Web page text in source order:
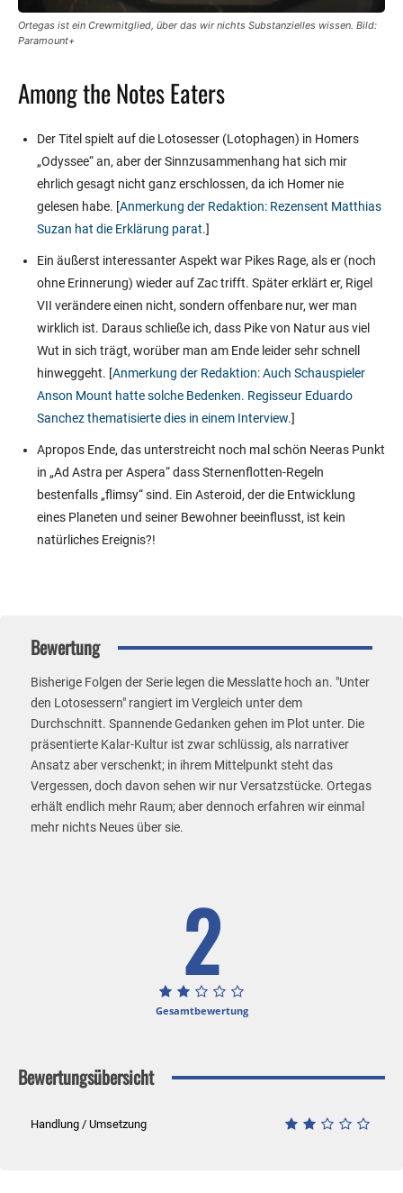
Ortegas ist ein Crewmitglied, über das wir nichts Substanzielles wissen. Bild:
Paramount+
Among the Notes Eaters
Der Titel spielt auf die Lotosesser (Lotophagen) in Homers
„Odyssee“ an, aber der Sinnzusammenhang hat sich mir
ehrlich gesagt nicht ganz erschlossen, da ich Homer nie
gelesen habe. [Anmerkung der Redaktion: Rezensent Matthias
Suzan hat die Erklärung parat.]
Ein äußerst interessanter Aspekt war Pikes Rage, als er (noch
ohne Erinnerung) wieder auf Zac trifft. Später erklärt er, Rigel
VII verändere einen nicht, sondern offenbare nur, wer man
wirklich ist. Daraus schließe ich, dass Pike von Natur aus viel
Wut in sich trägt, worüber man am Ende leider sehr schnell
hinweggeht. [Anmerkung der Redaktion: Auch Schauspieler
Anson Mount hatte solche Bedenken. Regisseur Eduardo
Sanchez thematisierte dies in einem Interview.]
Apropos Ende, das unterstreicht noch mal schön Neeras Punkt
in „Ad Astra per Aspera“ dass Sternenflotten-Regeln
bestenfalls „flimsy“ sind. Ein Asteroid, der die Entwicklung
eines Planeten und seiner Bewohner beeinflusst, ist kein
natürliches Ereignis?!
Bewertung
Bisherige Folgen der Serie legen die Messlatte hoch an. "Unter
den Lotosessern" rangiert im Vergleich unter dem
Durchschnitt. Spannende Gedanken gehen im Plot unter. Die
präsentierte Kalar-Kultur ist zwar schlüssig, als narrativer
Ansatz aber verschenkt; in ihrem Mittelpunkt steht das
Vergessen, doch davon sehen wir nur Versatzstücke. Ortegas
erhält endlich mehr Raum; aber dennoch erfahren wir einmal
mehr nichts Neues über sie.
2
Gesamtbewertung
Bewertungsübersicht
Handlung / Umsetzung